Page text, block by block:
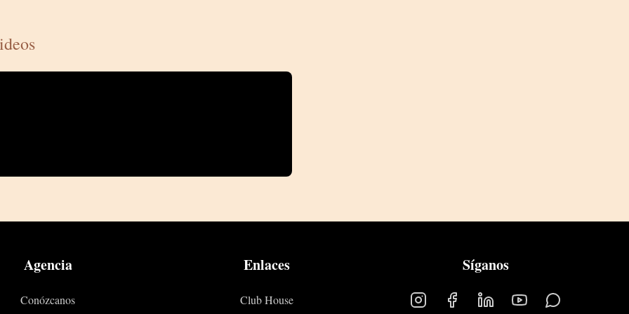
Agencia
Conózcanos
Enlaces
Club House
Síganos